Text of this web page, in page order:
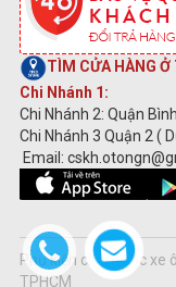
TÌM CỬA HÀNG Ở
Chi Nhánh 1:
Chi Nhánh 2: Quận
Chi Nhánh 3 Quận 2 (
Email:
Phụ kiện chăm sóc xe
TPHCM